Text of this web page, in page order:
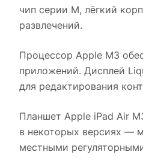
чип серии M, лёгкий
развлечений.
Процессор Apple M3
приложений. Дисплей
для редактирования
Планшет Apple iPad Air
в некоторых версиях —
местными